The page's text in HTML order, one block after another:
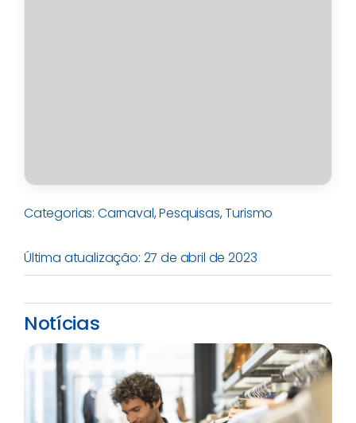
Categorias: Carnaval,Pesquisas,Turismo
Última atualização: 27 de abril de 2023
Notícias